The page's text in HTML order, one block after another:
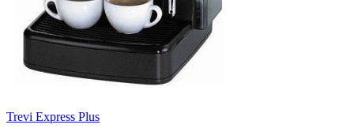
Trevi Express Plus